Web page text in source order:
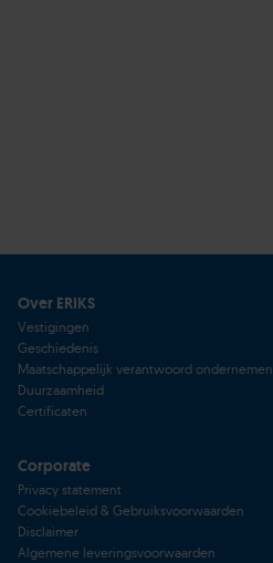
Over ERIKS
Vestigingen
Geschiedenis
Maatschappelijk verantwoord ondernemen
Duurzaamheid
Certificaten
Corporate
Privacy statement
Cookiebeleid & Gebruiksvoorwaarden
Disclaimer
Algemene leveringsvoorwaarden